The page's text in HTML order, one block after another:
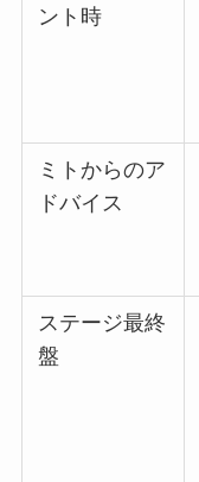
ント時
ミトからのア
ドバイス
ステージ最終
盤